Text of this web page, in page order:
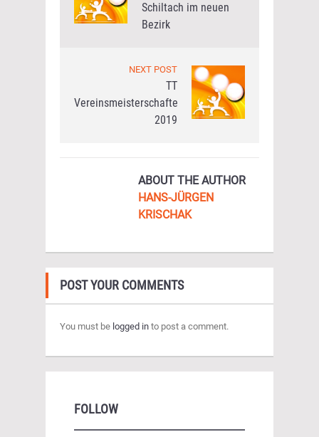
Schiltach im neuen
Bezirk
NEXT POST
TT
Vereinsmeisterschaften
2019
ABOUT THE AUTHOR
HANS-JÜRGEN
KRISCHAK
POST YOUR COMMENTS
You must be logged in to post a comment.
FOLLOW